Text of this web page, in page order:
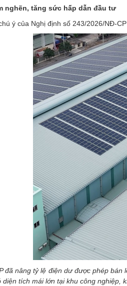
nghẽn, tăng sức hấp dẫn đầu tư
ý của Nghị định số 243/2026/NĐ-
đã nâng tỷ lệ điện dư được phép
tích mái lớn tại khu công nghiệp,